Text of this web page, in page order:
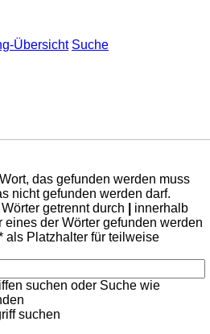
Übersicht Suche
das gefunden werden muss
nicht gefunden werden darf.
getrennt durch
innerhalb
eines der Wörter gefunden werden
als Platzhalter für teilweise
suchen oder Suche wie
suchen